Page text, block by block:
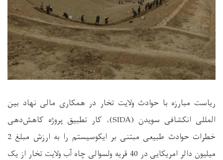
ریاست مبارزه با حوادث ولایت تخار در همکاری مالی نهاد بین
المللی انکشافی سویدن (SIDA)، کار تطبیق پروژه کاهش‌دهی
خطرات حوادث طبیعی مبتنی بر ایکوسیستم را به ارزش مبلغ 2
میلیون دالر امریکایی در 40 قریه ولسوالی چاه آب ولایت تخار از یک